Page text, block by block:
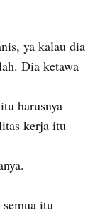
ya kalau dia
Dia ketawa
harusnya
kerja itu
itu